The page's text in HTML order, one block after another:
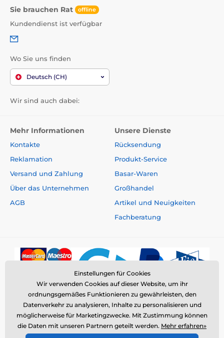
Sie brauchen Rat offline
Kundendienst ist verfügbar
Wo Sie uns finden
Deutsch (CH)
Wir sind auch dabei:
Mehr Informationen
Kontakte
Reklamation
Versand und Zahlung
Über das Unternehmen
AGB
Unsere Dienste
Rücksendung
Produkt-Service
Basar-Waren
Großhandel
Artikel und Neuigkeiten
Fachberatung
© 2026 www.elektro-halsbander.ch ⦁ E-Shop erstellt von
Einstellungen für Cookies
Wir verwenden Cookies auf dieser Website, um ihr
ordnungsgemäßes Funktionieren zu gewährleisten, den
Datenverkehr zu analysieren, Inhalte zu personalisieren und
möglicherweise für Marketingzwecke. Mit Zustimmung können
die Daten mit unseren Partnern geteilt werden. Mehr erfahren»